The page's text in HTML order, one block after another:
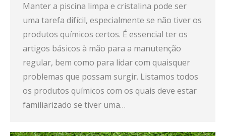
Manter a piscina limpa e cristalina pode ser
uma tarefa difícil, especialmente se não tiver os
produtos químicos certos. É essencial ter os
artigos básicos à mão para a manutenção
regular, bem como para lidar com quaisquer
problemas que possam surgir. Listamos todos
os produtos químicos com os quais deve estar
familiarizado se tiver uma…